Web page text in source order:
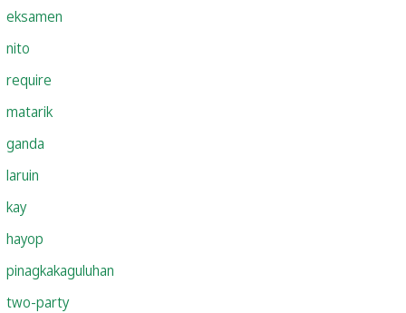
eksamen
nito
require
matarik
ganda
laruin
kay
hayop
pinagkakaguluhan
two-party